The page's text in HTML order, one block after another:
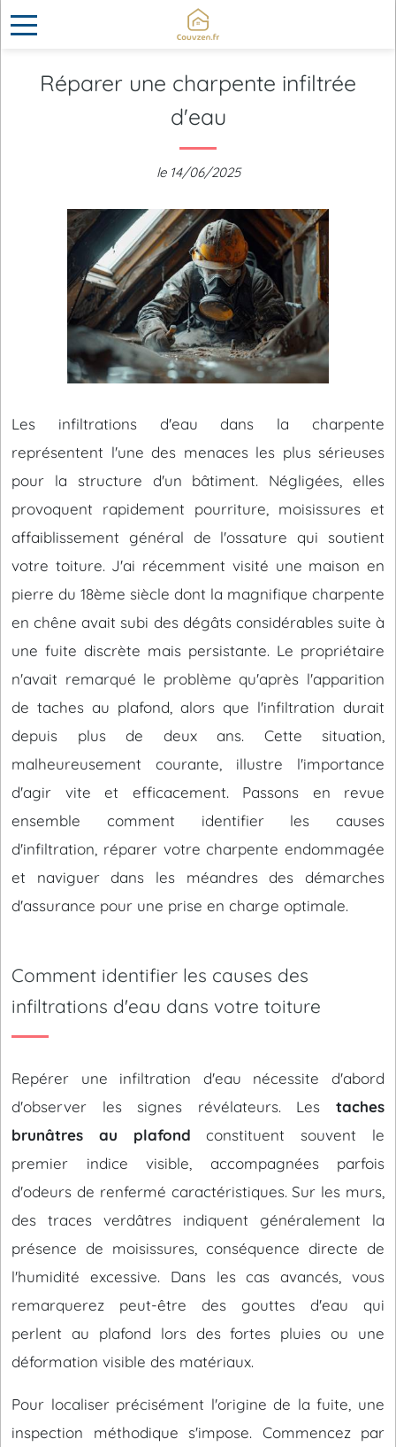
Réparer une charpente infiltrée
d'eau
le 14/06/2025
Les infiltrations d'eau dans la charpente
représentent l'une des menaces les plus sérieuses
pour la structure d'un bâtiment. Négligées, elles
provoquent rapidement pourriture, moisissures et
affaiblissement général de l'ossature qui soutient
votre toiture. J'ai récemment visité une maison en
pierre du 18ème siècle dont la magnifique charpente
en chêne avait subi des dégâts considérables suite à
une fuite discrète mais persistante. Le propriétaire
n'avait remarqué le problème qu'après l'apparition
de taches au plafond, alors que l'infiltration durait
depuis plus de deux ans. Cette situation,
malheureusement courante, illustre l'importance
d'agir vite et efficacement. Passons en revue
ensemble comment identifier les causes
d'infiltration, réparer votre charpente endommagée
et naviguer dans les méandres des démarches
d'assurance pour une prise en charge optimale.
Comment identifier les causes des
infiltrations d'eau dans votre toiture
Repérer une infiltration d'eau nécessite d'abord
d'observer les signes révélateurs. Les taches
brunâtres au plafond constituent souvent le
premier indice visible, accompagnées parfois
d'odeurs de renfermé caractéristiques. Sur les murs,
des traces verdâtres indiquent généralement la
présence de moisissures, conséquence directe de
l'humidité excessive. Dans les cas avancés, vous
remarquerez peut-être des gouttes d'eau qui
perlent au plafond lors des fortes pluies ou une
déformation visible des matériaux.
Pour localiser précisément l'origine de la fuite, une
inspection méthodique s'impose. Commencez par